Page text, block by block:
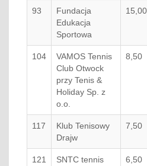
93
Fundacja
Edukacja
Sportowa
15,00
104
VAMOS Tennis
Club Otwock
przy Tenis &
Holiday Sp. z
o.o.
8,50
117
Klub Tenisowy
Drajw
7,50
121
SNTC tennis
6,50